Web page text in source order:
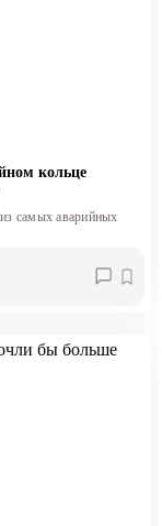
кольце
самых аварийных